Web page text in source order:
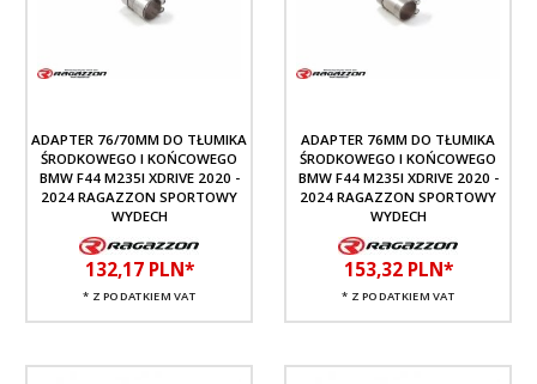
ADAPTER 76/70MM DO TŁUMIKA
ŚRODKOWEGO I KOŃCOWEGO
BMW F44 M235I XDRIVE 2020 -
2024 RAGAZZON SPORTOWY
WYDECH
132,17 PLN*
* Z PODATKIEM VAT
ADAPTER 76MM DO TŁUMIKA
ŚRODKOWEGO I KOŃCOWEGO
BMW F44 M235I XDRIVE 2020 -
2024 RAGAZZON SPORTOWY
WYDECH
153,32 PLN*
* Z PODATKIEM VAT